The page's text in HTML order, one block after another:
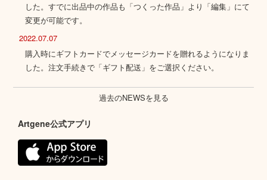
した。すでに出品中の作品も「つくった作品」より「編集」にて
変更が可能です。
2022.07.07
購入時にギフトカードでメッセージカードを贈れるようになりま
した。注文手続きで「ギフト配送」をご選択ください。
過去のNEWSを見る
Artgene公式アプリ